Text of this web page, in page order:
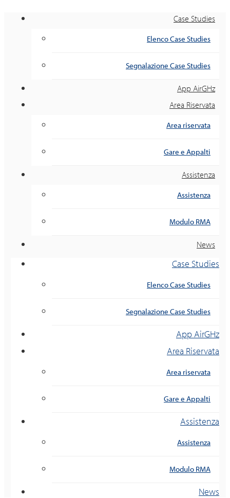
Case Studies
Elenco Case Studies
Segnalazione Case Studies
App AirGHz
Area Riservata
Area riservata
Gare e Appalti
Assistenza
Assistenza
Modulo RMA
News
Case Studies
Elenco Case Studies
Segnalazione Case Studies
App AirGHz
Area Riservata
Area riservata
Gare e Appalti
Assistenza
Assistenza
Modulo RMA
News